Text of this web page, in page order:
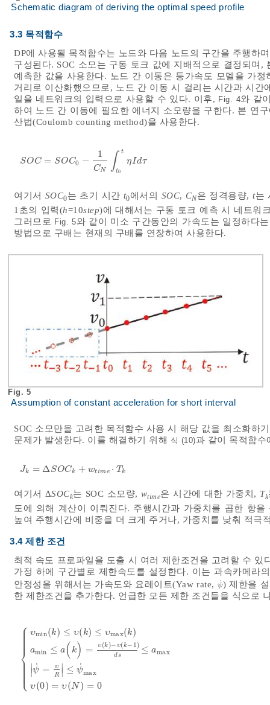
Schematic diagram of deriving the optimal speed profile
3.3 목적함수
DP에 사용될 목적함수는 노드와 다음 노드의 구간을 주행하
구성된다. SOC 소모는 구동 토크 값에 지배적으로 결정되며
예측한 값을 사용한다. 노드 간 이동은 등가속도 모델을 가
거리로 이산화했으므로, 노드 간 이동 시 걸리는 시간과 시
일을 네트워크의 입력으로 사용할 수 있다. 이후, Fig. 4와 같
하여 노드 간 이동에 필요한 에너지 소모량을 구한다. 본 연
산법(Coulomb counting method)을 사용한다.
SOC = SOC0 −
1
CN ∫ t
t0
ηIdτ
SOC=SOC 0-1CN t0tηId
여기서 SOC0는 초기 시간 t0에서의 SOC, CN은 정격용량,t는
1초의 입력(h=10step)에 대해서는 구동 토크 예측 시 네트워
그러므로 Fig. 5와 같이 미소 구간동안의 가속도는 일정하다
방법으로 구배는 현재의 구배를 연장하여 사용한다.
Fig. 5
Assumption of constant acceleration for short interval
SOC 소모만을 고려한 목적함수 사용 시 해당 값을 최소화하
문제가 발생한다. 이를 해결하기 위해 식 (10)과 같이 목적함수
Jk = ΔSOCk + wtime ⋅ Tk
J k=ΔSOCk +wtim e⋅T
여기서 ΔSOCk는 SOC 소모량, wtime은 시간에 대한 가중치, Tk
도에 의해 계산이 이뤄진다. 주행시간과 가중치를 곱한 항
높여 주행시간에 비중을 더 크게 주거나, 가중치를 낮춰 적극
3.4 제한 조건
최적 속도 프로파일을 도출 시 여러 제한조건을 고려할 수
가정 하에 구간별로 제한속도를 설정한다. 이는 과속카메라
안정성을 위해서는 가속도와 요레이트(Yaw rate, ψ
˙
ψ˙
) 제한을
한 제한조건을 추가한다. 언급한 모든 제한 조건들을 식으로
⎧
⎩
⎨
⎪
⎪
⎪⎪
⎪⎪⎪⎪
υmin(k) ≤ υ(k) ≤ υmax(k)
amin ≤ a ( k) = υ (k )− υ(k− 1)
ds ≤ amax
∣∣ψ
˙ =
υ
R
∣∣ ≤ ψ
˙
max
υ(0) = υ(N ) = 0
υ (k )≤ k)a